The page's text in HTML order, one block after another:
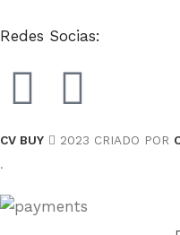
Redes Socias:
CV BUY 2023 CRIADO POR
.